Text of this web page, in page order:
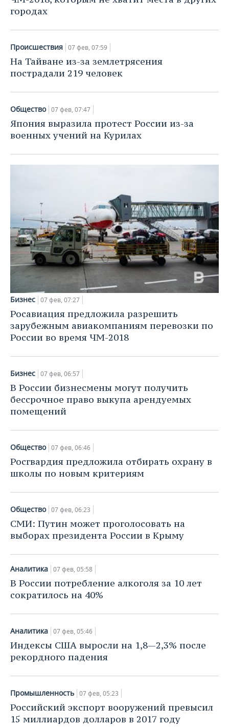
городах
Происшествия 07 фев, 07:59
На Тайване из-за землетрясения
пострадали 219 человек
Общество 07 фев, 07:47
Япония выразила протест России из-за
военных учений на Курилах
Бизнес 07 фев, 07:27
Росавиация предложила разрешить
зарубежным авиакомпаниям перевозки по
России во время ЧМ-2018
Бизнес 07 фев, 06:57
В России бизнесмены могут получить
бессрочное право выкупа арендуемых
помещений
Общество 07 фев, 06:46
Росгвардия предложила отбирать охрану в
школы по новым критериям
Общество 07 фев, 06:23
СМИ: Путин может проголосовать на
выборах президента России в Крыму
Аналитика 07 фев, 05:58
В России потребление алкоголя за 10 лет
сократилось на 40%
Аналитика 07 фев, 05:46
Индексы США выросли на 1,8—2,3% после
рекордного падения
Промышленность 07 фев, 05:23
Российский экспорт вооружений превысил
15 миллиардов долларов в 2017 году